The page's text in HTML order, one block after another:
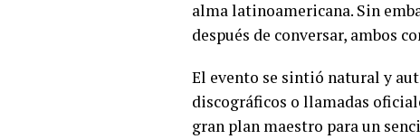
alma latinoamericana. Sin
después de conversar, ambos
El evento se sintió natural y
discográficos o llamadas
gran plan maestro para un